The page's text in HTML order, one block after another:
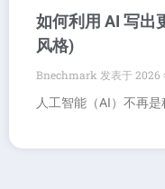
如何利用 AI 写出
风格)
Bnechmark
2026
人工智能（AI）不再